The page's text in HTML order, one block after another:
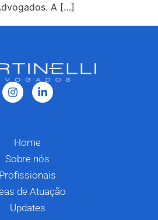
A […]
Home
Sobre nós
Profissionais
de Atuação
Updates